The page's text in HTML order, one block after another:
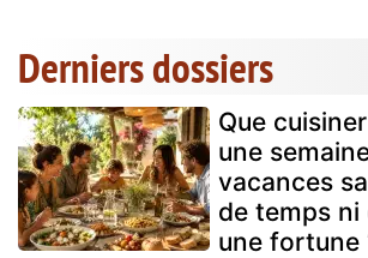
Derniers dossiers
Que
une
vacances
de temps ni
une fortune